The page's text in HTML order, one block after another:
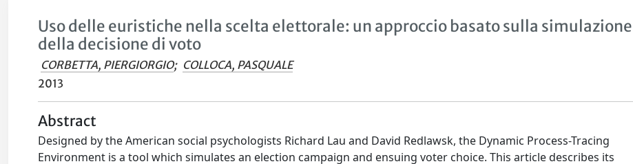
Uso delle euristiche nella scelta elettorale: un approccio basato sulla simulazione
della decisione di voto
CORBETTA, PIERGIORGIO; COLLOCA, PASQUALE
2013
Abstract
Designed by the American social psychologists Richard Lau and David Redlawsk, the Dynamic Process-Tracing
Environment is a tool which simulates an election campaign and ensuing voter choice. This article describes its